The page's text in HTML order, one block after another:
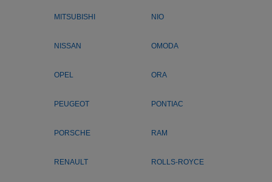
MITSUBISHI NIO
NISSAN OMODA
OPEL ORA
PEUGEOT PONTIAC
PORSCHE RAM
RENAULT ROLLS-ROYCE